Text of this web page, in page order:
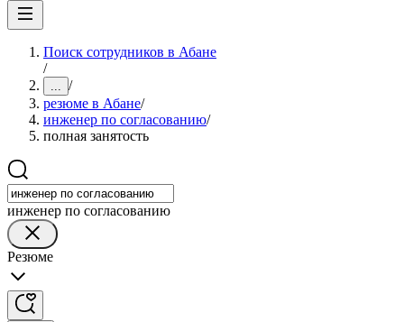
Поиск сотрудников в Абане
/
... /
резюме в Абане/
инженер по согласованию/
полная занятость
инженер по согласованию
Резюме